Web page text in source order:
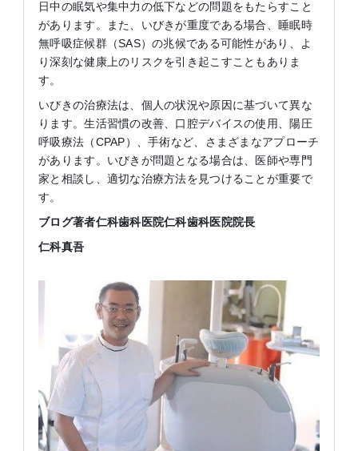
日中の眠気や集中力の低下などの問題をもたらすこと
があります。また、いびきが重度である場合、睡眠時
無呼吸症候群（SAS）の兆候である可能性があり、よ
り深刻な健康上のリスクを引き起こすこともありま
す。
いびきの治療法は、個人の状況や原因に基づいて異な
ります。生活習慣の改善、口腔デバイスの使用、陽圧
呼吸療法（CPAP）、手術など、さまざまなアプローチ
があります。いびきが問題となる場合は、医師や専門
家と相談し、適切な治療方法を見つけることが重要で
す。
ブログ著者仁科歯科医院仁科歯科医院院長
仁科真吾